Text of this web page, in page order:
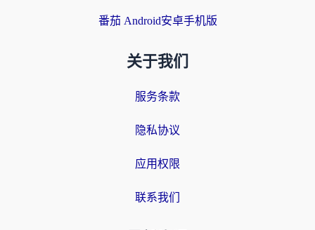
番茄 Android安卓手机版
关于我们
服务条款
隐私协议
应用权限
联系我们